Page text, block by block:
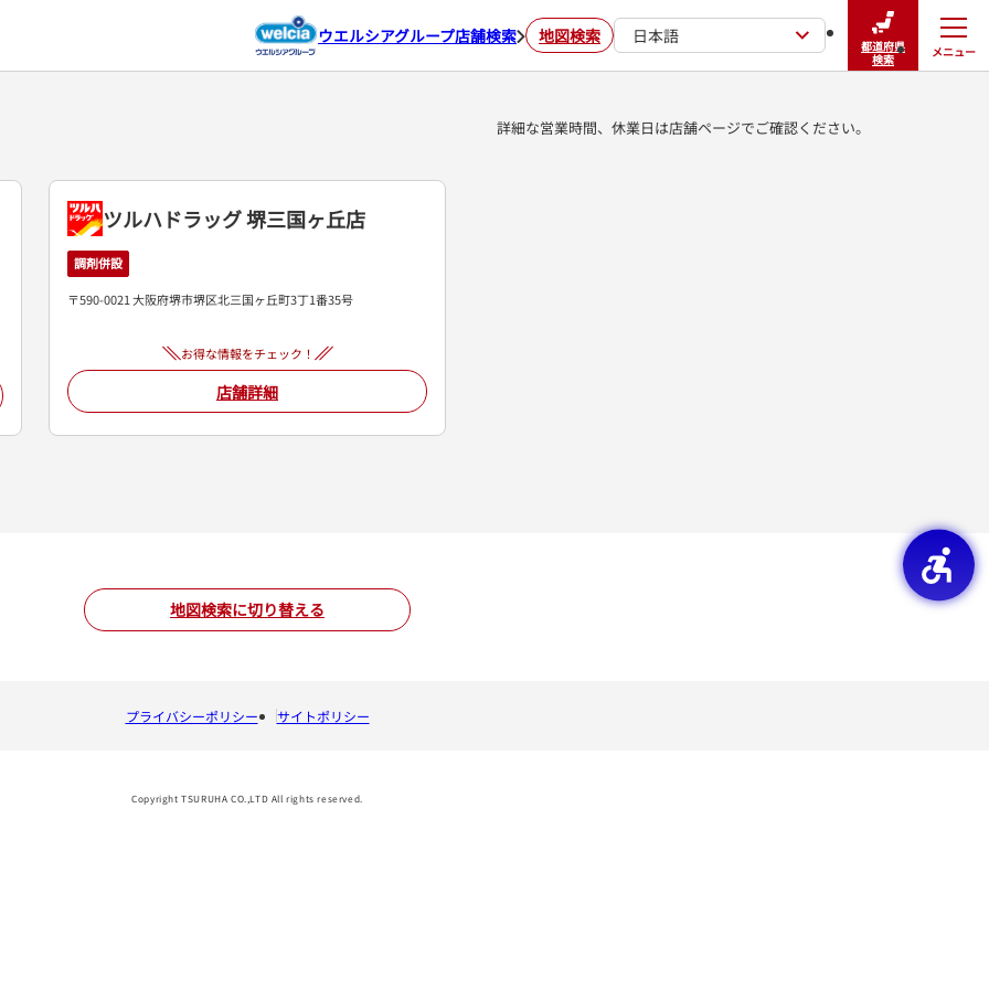
ウエルシアグループ店舗検索 地図検索 日本語
都道府県
検索
メニュー
閉じる
詳細な営業時間、休業日は店舗ページでご確認ください。
ツルハドラッグ 堺三国ヶ丘店
調剤併設
〒590-0021 大阪府堺市堺区北三国ヶ丘町3丁1番35号
お得な情報をチェック！
店舗詳細
地図検索に切り替える
プライバシーポリシー サイトポリシー
Copyright TSURUHA CO.,LTD All rights reserved.